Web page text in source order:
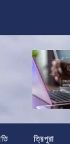
ত্রিপুরা